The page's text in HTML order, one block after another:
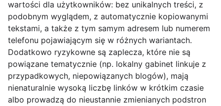
wartości dla użytkowników: bez unikalnych treści, z
podobnym wyglądem, z automatycznie kopiowanymi
tekstami, a także z tym samym adresem lub numerem
telefonu pojawiającym się w różnych wariantach.
Dodatkowo ryzykowne są zaplecza, które nie są
powiązane tematycznie (np. lokalny gabinet linkuje z
przypadkowych, niepowiązanych blogów), mają
nienaturalnie wysoką liczbę linków w krótkim czasie
albo prowadzą do nieustannie zmienianych podstron